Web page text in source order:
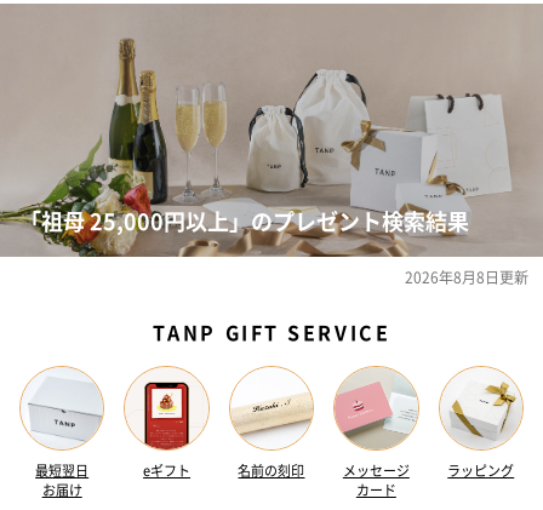
「祖母 25,000円以上」のプレゼント検索結果
2026年8月8日更新
TANP GIFT SERVICE
最短翌日
お届け
eギフト 名前の刻印
メッセージ
カード
ラッピング